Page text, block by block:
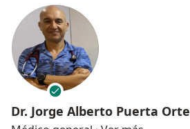
Dr. Jorge Alberto Puerta